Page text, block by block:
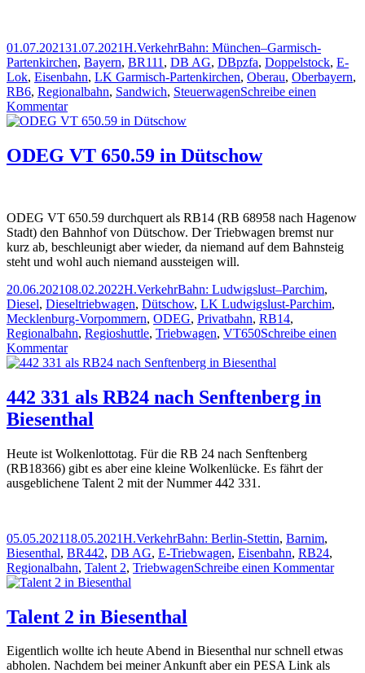
Veröffentlicht
am
01.07.202131.07.2021Autor
H.Kategorien
VerkehrSchlagwörter
Bahn: München–Garmisch-
Partenkirchen, Bayern, BR111 , DB AG, DBpzfa, Doppelstock, E-
Lok, Eisenbahn, LK Garmisch-Partenkirchen, Oberau, Oberbayern,
RB6, Regionalbahn, Sandwich, SteuerwagenSchreibe einen
Kommentarzu
RB6
Sandwich
in
ODEG VT 650.59 in Dütschow
ODEG VT 650.59 durchquert als RB14 (RB 68958 nach Hagenow
Stadt) den Bahnhof von Dütschow. Der Triebwagen bremst nur
kurz ab, beschleunigt aber wieder, da niemand auf dem Bahnsteig
steht und wohl auch niemand aussteigen will.
Veröffentlicht
am
20.06.202108.02.2022Autor
H.Kategorien
VerkehrSchlagwörter
Bahn: Ludwigslust–Parchim,
Diesel, Dieseltriebwagen, Dütschow, LK Ludwigslust-Parchim,
Mecklenburg-Vorpommern, ODEG, Privatbahn, RB14,
Regionalbahn, Regioshuttle, Triebwagen, VT650Schreibe einen
Kommentarzu
ODEG
650.59
in
Dütschow
442 331 als RB24 nach Senftenberg in
Biesenthal
Heute ist Wolkenlottotag. Für die RB 24 nach Senftenberg
(RB18366) gibt es aber eine kleine Wolkenlücke. Es fährt der
ausgeblichene Talent 2 mit der Nummer 442 331.
Veröffentlicht
am
05.05.202118.05.2021Autor
H.Kategorien
VerkehrSchlagwörter
Bahn: Berlin-Stettin, Barnim,
Biesenthal, BR442, DB AG, E-Triebwagen, Eisenbahn, RB24,
Regionalbahn, Talent 2, TriebwagenSchreibe einen Kommentarzu
Talent 2 in Biesenthal
Eigentlich wollte ich heute Abend in Biesenthal nur schnell etwas
abholen. Nachdem bei meiner Ankunft aber ein PESA Link als